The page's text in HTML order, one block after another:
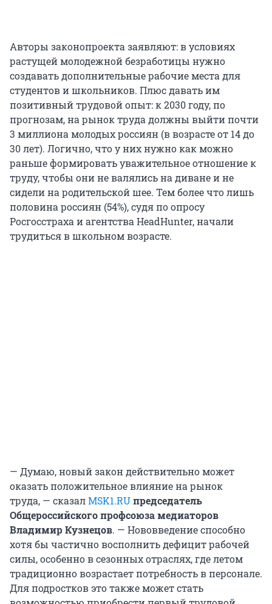
Авторы законопроекта заявляют: в условиях
растущей молодежной безработицы нужно
создавать дополнительные рабочие места для
студентов и школьников. Плюс давать им
позитивный трудовой опыт: к 2030 году, по
прогнозам, на рынок труда должны выйти почти
3 миллионамолодых россиян (в возрасте от 14 до
30 лет). Логично, что у них нужно как можно
раньше формировать уважительное отношение к
труду, чтобы они не валялись на диване и не
сидели на родительской шее. Тем более что лишь
половина россиян (54%), судя по опросу
Росгосстраха и агентства HeadHunter, начали
трудиться в школьном возрасте.
— Думаю, новый закон действительно может
оказать положительное влияние на рынок
труда, — сказалMSK1.RUпредседатель
Общероссийского профсоюза медиаторов
Владимир Кузнецов. — Нововведение способно
хотя бы частично восполнить дефицит рабочей
силы, особенно в сезонных отраслях, где летом
традиционно возрастает потребность в персонале.
Для подростков это также может стать